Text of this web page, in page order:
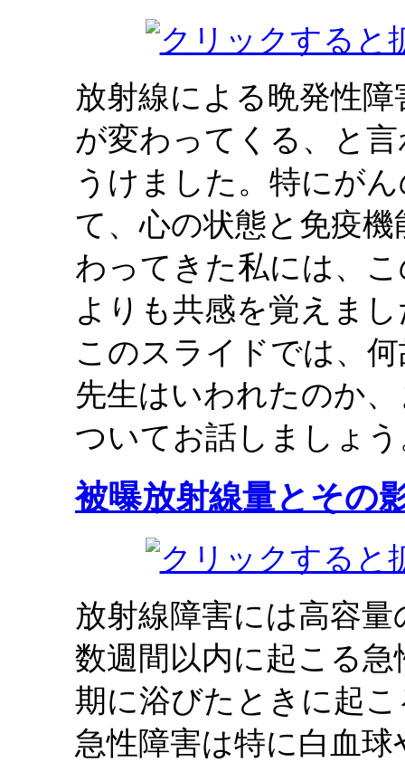
放射線による晩発性
が変わってくる、と
うけました。特にが
て、心の状態と免疫
わってきた私には、
よりも共感を覚えま
このスライドでは、
先生はいわれたのか
ついてお話しましょ
被曝放射線量とその
放射線障害には高容
数週間以内に起こる
期に浴びたときに起
急性障害は特に白血